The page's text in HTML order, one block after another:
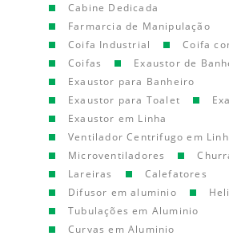
Cabine Dedicada
Farmarcia de Manipulação
Coifa Industrial
Coifa
Coifas
Exaustor de
Exaustor para Banheiro
Exaustor para Toalet
Exaustor em Linha
Ventilador Centrifugo em
Microventiladores
Lareiras
Calefatores
Difusor em aluminio
Tubulações em Aluminio
Curvas em Aluminio